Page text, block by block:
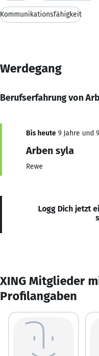
Kommunikationsfähigkeit
Werdegang
Berufserfahrung von
Bis heute 9 Jahre und
Arben syla
Rewe
Logg Dich jetzt
XING Mitglieder
Profilangaben